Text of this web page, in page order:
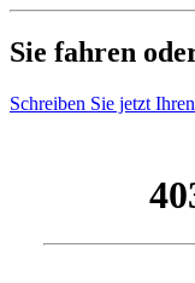
Sie fahren
Schreiben Sie jetzt